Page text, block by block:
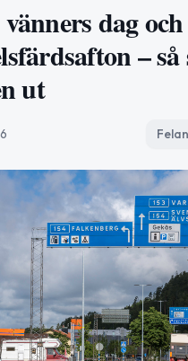
dag
– så
ut